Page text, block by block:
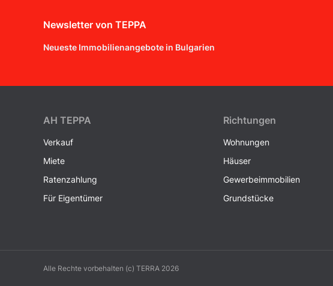
Newsletter von TEPPA
Neueste Immobilienangebote in Bulgarien
AH ТEPPA
Verkauf
Miete
Ratenzahlung
Für Eigentümer
Richtungen
Wohnungen
Häuser
Gewerbeimmobilien
Grundstücke
Alle Rechte vorbehalten (c) TERRA 2026